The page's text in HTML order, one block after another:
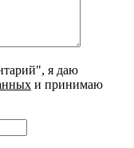
я даю
и принимаю